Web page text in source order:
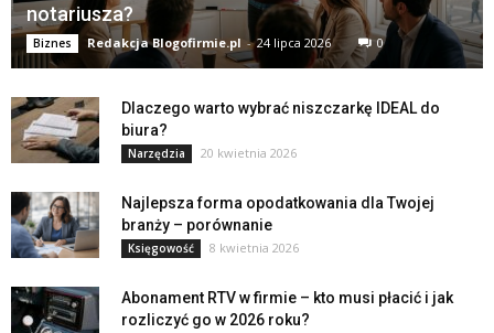
notariusza?
Biznes Redakcja Blogofirmie.pl - 24 lipca 2026 0
Dlaczego warto wybrać niszczarkę IDEAL do
biura?
Narzędzia 20 kwietnia 2026
Najlepsza forma opodatkowania dla Twojej
branży – porównanie
Księgowość 8 kwietnia 2026
Abonament RTV w firmie – kto musi płacić i jak
rozliczyć go w 2026 roku?